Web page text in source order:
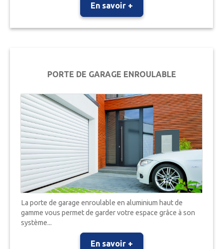
En savoir +
PORTE DE GARAGE ENROULABLE
La porte de garage enroulable en aluminium haut de
gamme vous permet de garder votre espace grâce à son
système...
En savoir +